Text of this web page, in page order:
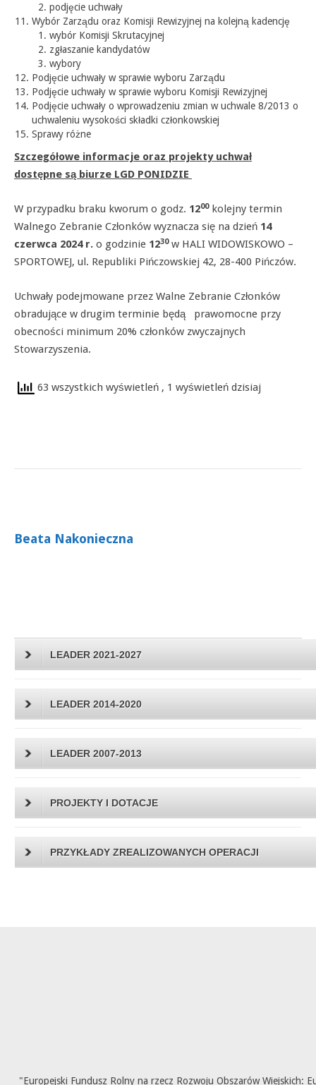
podjęcie uchwały
Wybór Zarządu oraz Komisji Rewizyjnej na kolejną kadencję
wybór Komisji Skrutacyjnej
zgłaszanie kandydatów
wybory
Podjęcie uchwały w sprawie wyboru Zarządu
Podjęcie uchwały w sprawie wyboru Komisji Rewizyjnej
Podjęcie uchwały o wprowadzeniu zmian w uchwale 8/2013 o
uchwaleniu wysokości składki członkowskiej
Sprawy różne
Szczegółowe informacje oraz projekty uchwał
dostępne są biurze LGD PONIDZIE
W przypadku braku kworum o godz. 1200kolejny termin
Walnego Zebranie Członków wyznacza się na dzień 14
czerwca 2024 r. o godzinie 1230w HALI WIDOWISKOWO –
SPORTOWEJ, ul. Republiki Pińczowskiej 42, 28-400 Pińczów.
Uchwały podejmowane przez Walne Zebranie Członków
obradujące w drugim terminie będą prawomocne przy
obecności minimum 20% członków zwyczajnych
Stowarzyszenia.
63 wszystkich wyświetleń , 1 wyświetleń dzisiaj
Beata Nakonieczna
LEADER 2021-2027
LEADER 2014-2020
LEADER 2007-2013
PROJEKTY I DOTACJE
PRZYKŁADY ZREALIZOWANYCH OPERACJI
"Europejski Fundusz Rolny na rzecz Rozwoju Obszarów Wiejskich: